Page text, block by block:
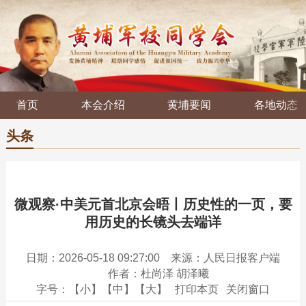
首页 本会介绍 黄埔要闻 各地动态
头条
微观察·中美元首北京会晤丨历史性的一页，要
用历史的长镜头去端详
日期：2026-05-18 09:27:00
来源：人民日报客户端
作者：杜尚泽 胡泽曦
字号：
【小】 【中】 【大】 打印本页 关闭窗口